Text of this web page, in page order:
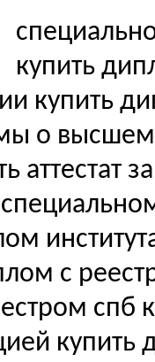
купить
купить
о
аттестат
с
спб